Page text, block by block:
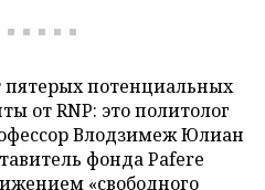
пятерых потенциальных
от RNP: это политолог
Влодзимеж Юлиан
фонда Pafere
«свободного